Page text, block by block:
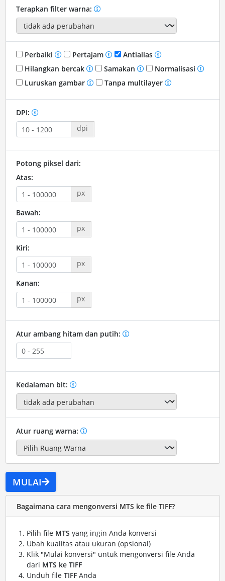
Terapkan filter warna:
Perbaiki Pertajam
Antialias
Hilangkan bercak
Samakan
Normalisasi
Luruskan gambar
Tanpa multilayer
DPI:
dpi
Potong piksel dari:
Atas:
px
Bawah:
px
Kiri:
px
Kanan:
px
Atur ambang hitam dan putih:
Kedalaman bit:
Atur ruang warna:
MULAI
Bagaimana cara mengonversi MTS ke file TIFF?
Pilih file MTS yang ingin Anda konversi
Ubah kualitas atau ukuran (opsional)
Klik "Mulai konversi" untuk mengonversi file Anda
dari MTS ke TIFF
Unduh file TIFFAnda